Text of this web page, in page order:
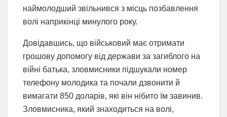
наймолодший звільнився з місць позбавлення
волі наприкінці минулого року.
Довідавшись, що військовий має отримати
грошову допомогу від держави за загиблого на
війні батька, зловмисники підшукали номер
телефону молодика та почали дзвонити й
вимагати 850 доларів, які він нібито їм завинив.
Зловмисника, який знаходиться на волі,